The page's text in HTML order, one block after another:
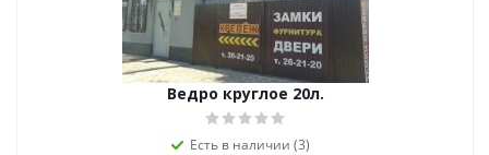
Ведро круглое 20л.
Есть в наличии (3)